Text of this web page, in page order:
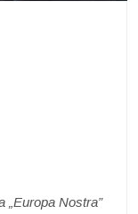
„Europa Nostra”